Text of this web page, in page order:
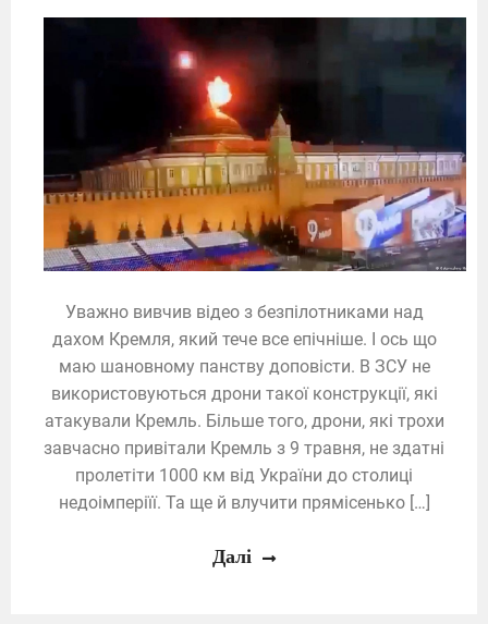
Уважно вивчив відео з безпілотниками над
дахом Кремля, який тече все епічніше. І ось що
маю шановному панству доповісти. В ЗСУ не
використовуються дрони такої конструкції, які
атакували Кремль. Більше того, дрони, які трохи
завчасно привітали Кремль з 9 травня, не здатні
пролетіти 1000 км від України до столиці
недоімперіїї. Та ще й влучити прямісенько […]
Далі